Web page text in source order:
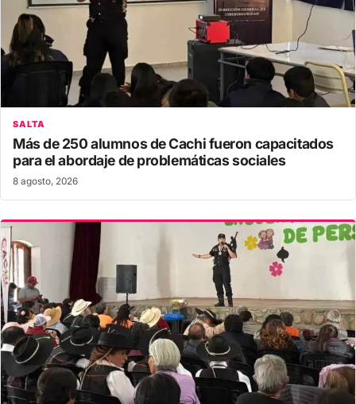
SALTA
Más de 250 alumnos de Cachi fueron capacitados
para el abordaje de problemáticas sociales
8 agosto, 2026